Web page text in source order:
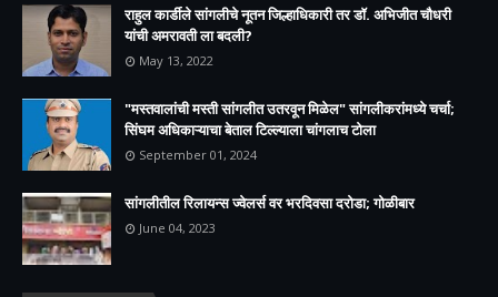
राहुल कार्डीले सांगलीचे नूतन जिल्हाधिकारी तर डॉ. अभिजीत चौधरी
यांची अमरावती ला बदली?
May 13, 2022
"मस्तवालांची मस्ती सांगलीत उतरवून मिळेल" सांगलीकरांमध्ये चर्चा;
सिंघम अधिकाऱ्याचा बेताल टिल्ल्याला चांगलाच टोला
September 01, 2024
सांगलीतील रिलायन्स ज्वेलर्स वर भरदिवसा दरोडा; गोळीबार
June 04, 2023